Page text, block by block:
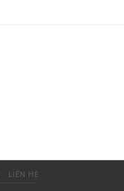
LIÊN HỆ